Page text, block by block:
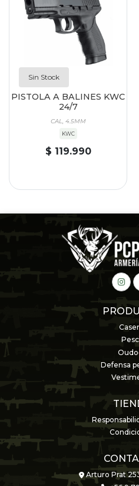
Sin Stock
PISTOLA A BALINES KWC
24/7
CAL, 4.5MM
KWC
$ 119.990
Defensa
Arturo Prat